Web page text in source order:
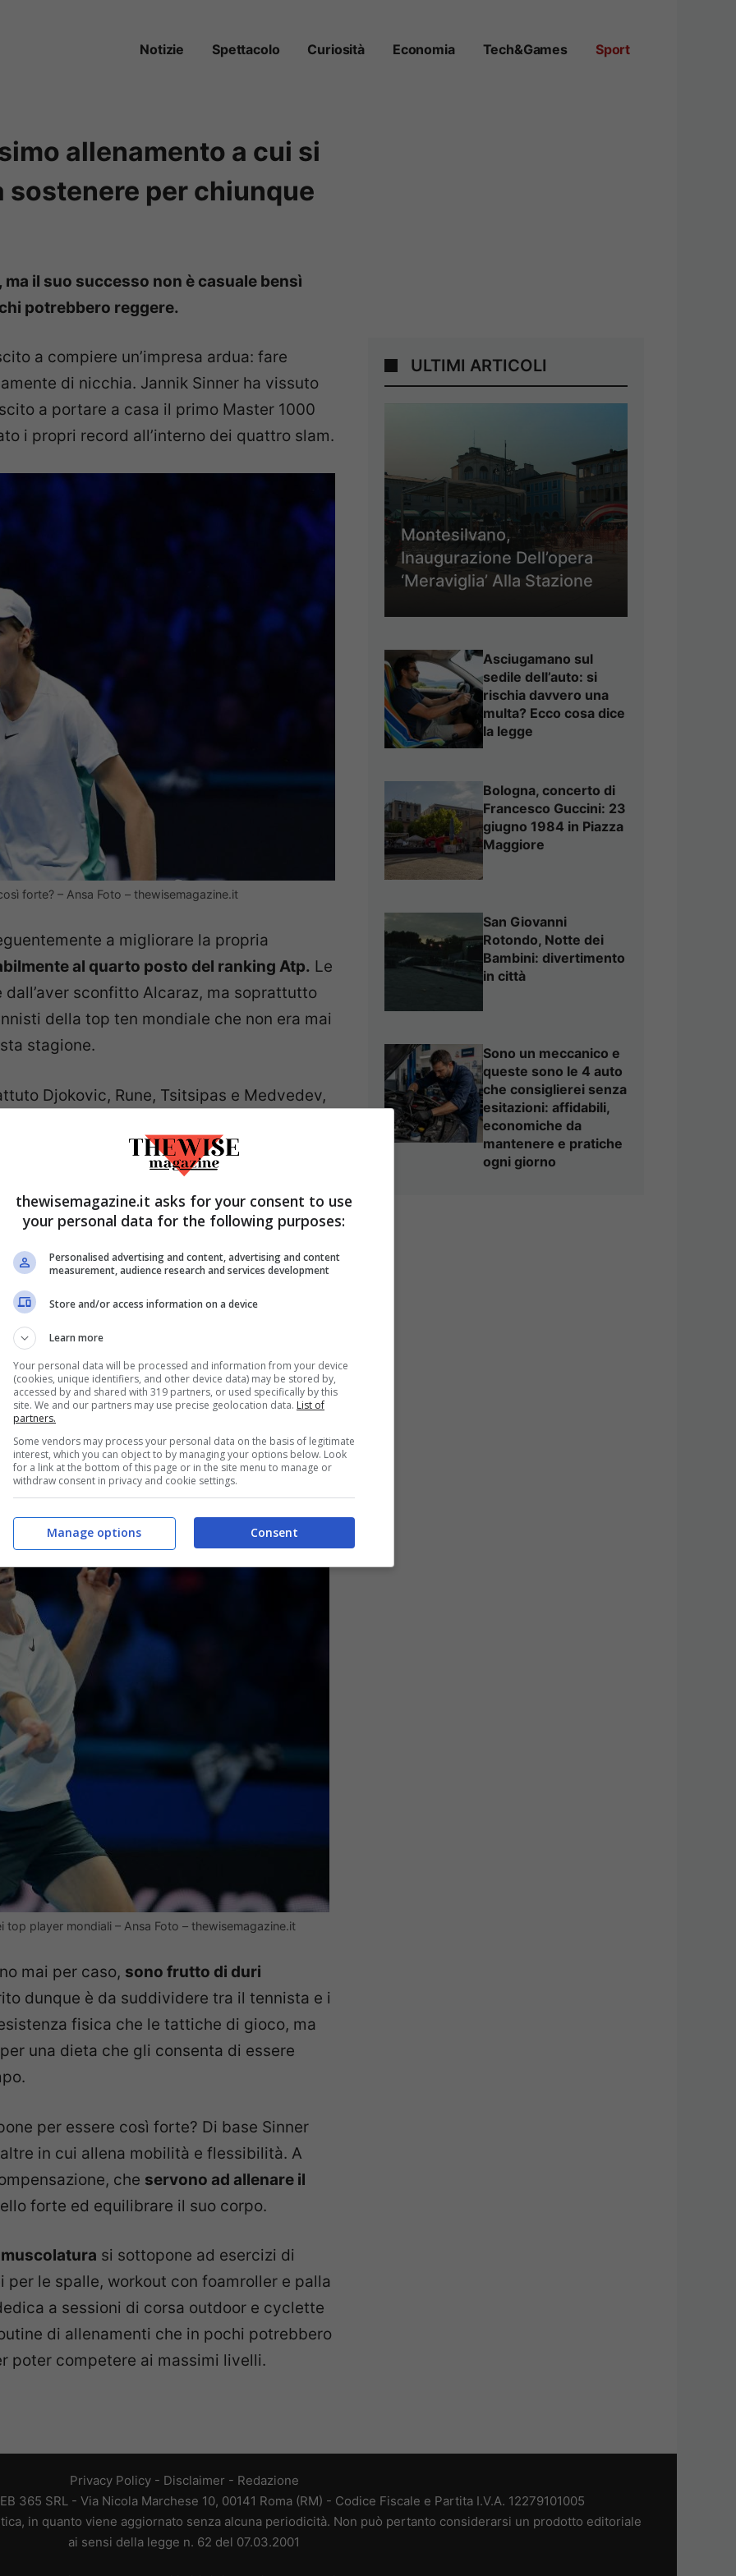
Notizie Spettacolo Curiosità Economia Tech&Games Sport
allenamento a cui si
per chiunque
il suo successo non è casuale bensì
potrebbero reggere.
a compiere un’impresa ardua: fare
di nicchia. Jannik Sinner ha vissuto
a portare a casa il primo Master 1000
i propri record all’interno dei quattro slam.
forte? – Ansa Foto – thewisemagazine.it
a migliorare la propria
al quarto posto del ranking Atp. Le
sconfitto Alcaraz, ma soprattutto
della top ten mondiale che non era mai
stagione.
Djokovic, Rune, Tsitsipas e Medvedev,
del torneo – che lo vedeva
sperava di vederlo alzare il trofeo più
diversamente, il numero 1 al mondo è
state poche occasioni (purtroppo non
durissimo che gli ha permesso
tennisti al mondo
le ATP Finals, il 2023 di Sinner è stato
un passo avanti verso quella vetta del
sin dal suo debutto nel circuito. Un
inaspettata visto che veniva da un
top player mondiali – Ansa Foto – thewisemagazine.it
mai per caso, sono frutto di duri
dunque è da suddividere tra il tennista e i
fisica che le tattiche di gioco, ma
una dieta che gli consenta di essere
per essere così forte? Di base Sinner
in cui allena mobilità e flessibilità. A
che servono ad allenare il
forte ed equilibrare il suo corpo.
si sottopone ad esercizi di
le spalle, workout con foamroller e palla
a sessioni di corsa outdoor e cyclette
di allenamenti che in pochi potrebbero
poter competere ai massimi livelli.
ULTIMI ARTICOLI
Montesilvano,
Inaugurazione Dell’opera
‘Meraviglia’ Alla Stazione
Asciugamano sul
sedile dell’auto: si
rischia davvero una
multa? Ecco cosa dice
la legge
Bologna, concerto di
Francesco Guccini: 23
giugno 1984 in Piazza
Maggiore
San Giovanni
Rotondo, Notte dei
Bambini: divertimento
in città
Sono un meccanico e
queste sono le 4 auto
che consiglierei senza
esitazioni: affidabili,
economiche da
mantenere e pratiche
ogni giorno
Privacy Policy- Disclaimer - Redazione
365 SRL - Via Nicola Marchese 10, 00141 Roma (RM) - Codice Fiscale e Partita I.V.A. 12279101005
in quanto viene aggiornato senza alcuna periodicità. Non può pertanto considerarsi un prodotto editoriale
ai sensi della legge n. 62 del 07.03.2001
thewisemagazine.it asks for your consent to use
your personal data for the following purposes:
Personalised advertising and content, advertising and content
measurement, audience research and services development
Store and/or access information on a device
Learn more
Your personal data will be processed and information from your device
(cookies, unique identifiers, and other device data) may be stored by,
accessed by and shared with 319 partners, or used specifically by this
site. We and our partners may use precise geolocation data. List of
partners.
Some vendors may process your personal data on the basis of legitimate
interest, which you can object to by managing your options below. Look
for a link at the bottom of this page or in the site menu to manage or
withdraw consent in privacy and cookie settings.
Consent
Manage options